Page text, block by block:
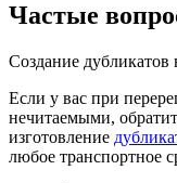
Частые
Создание
Если у вас при
нечитаемыми,
изготовление
любое транспортное